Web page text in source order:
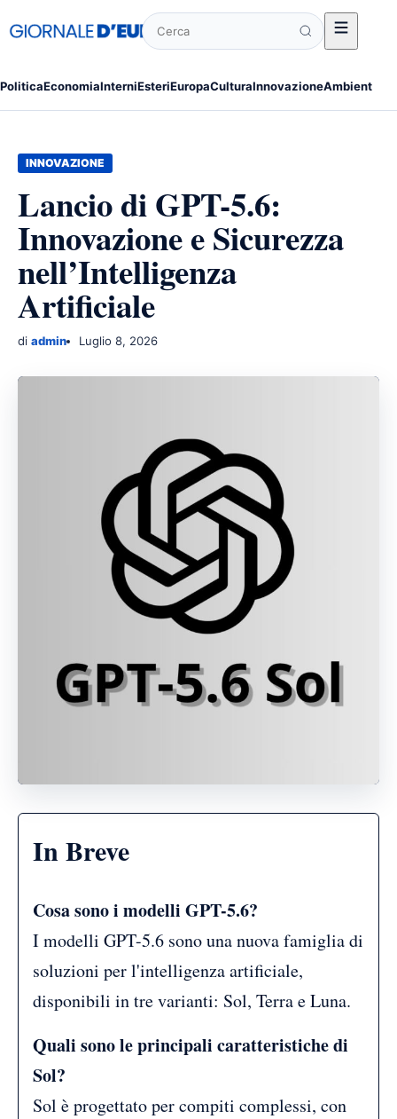
PoliticaEconomiaInterniEsteriEuropaCulturaInnovazioneAmbiente
Cerca
INNOVAZIONE
Lancio di GPT-5.6:
Innovazione e Sicurezza
nell’Intelligenza
Artificiale
di admin Luglio 8, 2026
In Breve
Cosa sono i modelli GPT-5.6?
I modelli GPT-5.6 sono una nuova famiglia di
soluzioni per l'intelligenza artificiale,
disponibili in tre varianti: Sol, Terra e Luna.
Quali sono le principali caratteristiche di
Sol?
Sol è progettato per compiti complessi, con